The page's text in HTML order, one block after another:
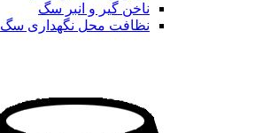
ناخن گیر و انبر سگ
نظافت محل نگهداری سگ